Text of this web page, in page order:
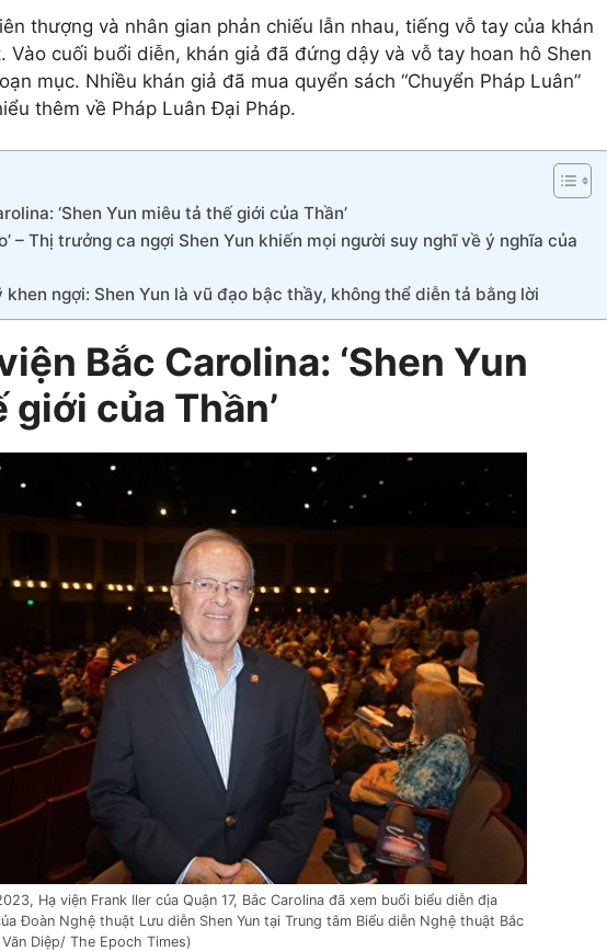
thượng và nhân gian phản chiếu lẫn nhau, tiếng vỗ tay của khán
Vào cuối buổi diễn, khán giả đã đứng dậy và vỗ tay hoan hô Shen
mục. Nhiều khán giả đã mua quyển sách “Chuyển Pháp Luân”
thêm về Pháp Luân Đại Pháp.
‘Shen Yun miêu tả thế giới của Thần’
– Thị trưởng ca ngợi Shen Yun khiến mọi người suy nghĩ về ý nghĩa của
ngợi: Shen Yun là vũ đạo bậc thầy, không thể diễn tả bằng lời
Bắc Carolina: ‘Shen Yun
của Thần’
Hạ viện Frank Iler của Quận 17, Bắc Carolina đã xem buổi biểu diễn địa
Đoàn Nghệ thuật Lưu diễn Shen Yun tại Trung tâm Biểu diễn Nghệ thuật Bắc
Diệp/ The Epoch Times)